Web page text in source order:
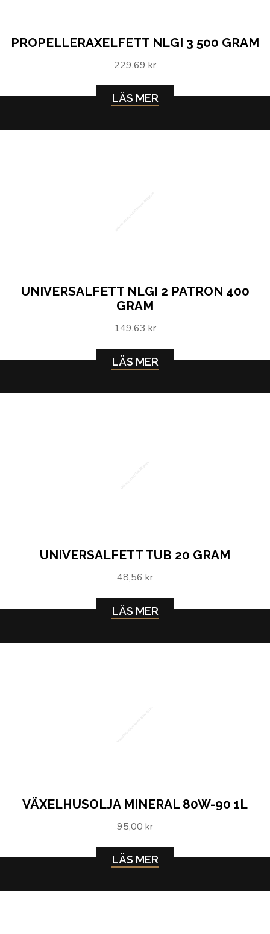
PROPELLERAXELFETT NLGI 3 500 GRAM
229,69 kr
LÄS MER
UNIVERSALFETT NLGI 2 PATRON 400
GRAM
149,63 kr
LÄS MER
UNIVERSALFETT TUB 20 GRAM
48,56 kr
LÄS MER
VÄXELHUSOLJA MINERAL 80W-90 1L
95,00 kr
LÄS MER